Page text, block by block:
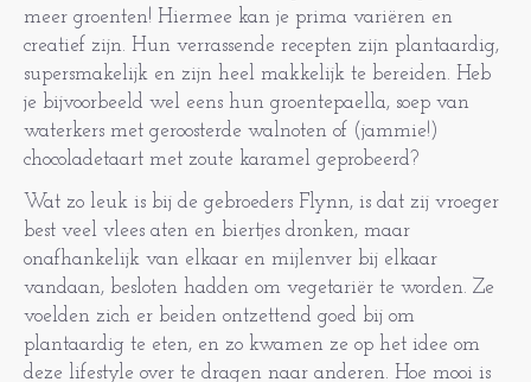
meer groenten! Hiermee kan je prima variëren en
creatief zijn. Hun verrassende recepten zijn plantaardig,
supersmakelijk en zijn heel makkelijk te bereiden. Heb
je bijvoorbeeld wel eens hun groentepaella, soep van
waterkers met geroosterde walnoten of (jammie!)
chocoladetaart met zoute karamel geprobeerd?
Wat zo leuk is bij de gebroeders Flynn, is dat zij vroeger
best veel vlees aten en biertjes dronken, maar
onafhankelijk van elkaar en mijlenver bij elkaar
vandaan, besloten hadden om vegetariër te worden. Ze
voelden zich er beiden ontzettend goed bij om
plantaardig te eten, en zo kwamen ze op het idee om
deze lifestyle over te dragen naar anderen. Hoe mooi is